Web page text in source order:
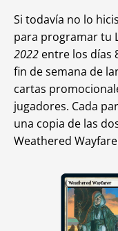
Si todavía no lo
para programar tu
2022 entre los días
fin de semana de
cartas
jugadores. Cada
una copia de las
Weathered